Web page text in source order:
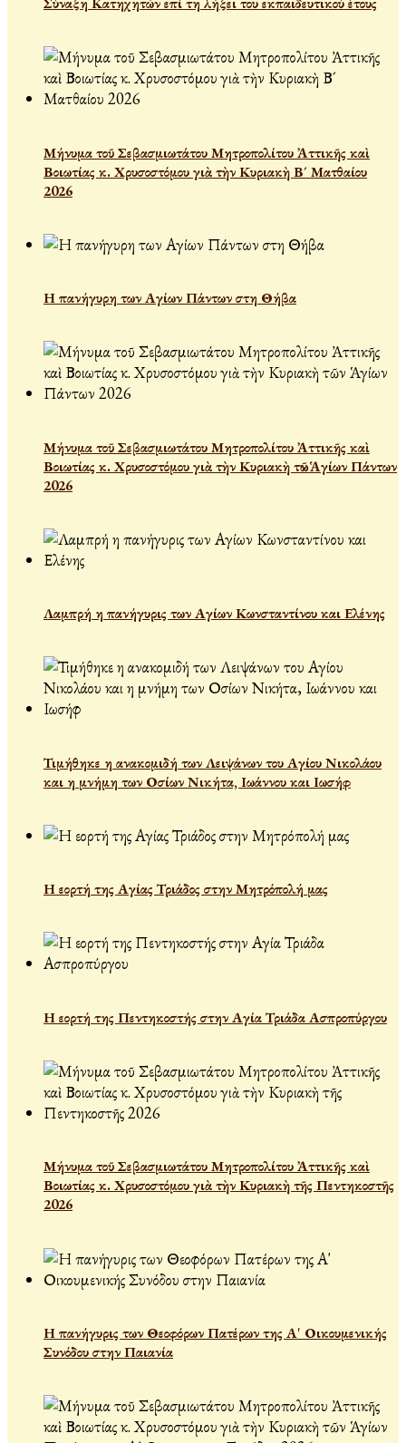
Μήνυμα τοῦ Σεβασμιωτάτου Μητροπολίτου Ἀττικῆς καὶ
Βοιωτίας κ. Χρυσοστόμου γιὰ τὴν Κυριακὴ Β´ Ματθαίου
2026
Η πανήγυρη των Αγίων Πάντων στη Θήβα
Μήνυμα τοῦ Σεβασμιωτάτου Μητροπολίτου Ἀττικῆς καὶ
Βοιωτίας κ. Χρυσοστόμου γιὰ τὴν Κυριακὴ τῶν Ἁγίων Πάντων
2026
Λαμπρή η πανήγυρις των Αγίων Κωνσταντίνου και Ελένης
Τιμήθηκε η ανακομιδή των Λειψάνων του Αγίου Νικολάου
και η μνήμη των Οσίων Νικήτα, Ιωάννου και Ιωσήφ
Η εορτή της Αγίας Τριάδος στην Μητρόπολή μας
Η εορτή της Πεντηκοστής στην Αγία Τριάδα Ασπροπύργου
Μήνυμα τοῦ Σεβασμιωτάτου Μητροπολίτου Ἀττικῆς καὶ
Βοιωτίας κ. Χρυσοστόμου γιὰ τὴν Κυριακὴ τῆς Πεντηκοστῆς
2026
Η πανήγυρις των Θεοφόρων Πατέρων της Α' Οικουμενικής
Συνόδου στην Παιανία